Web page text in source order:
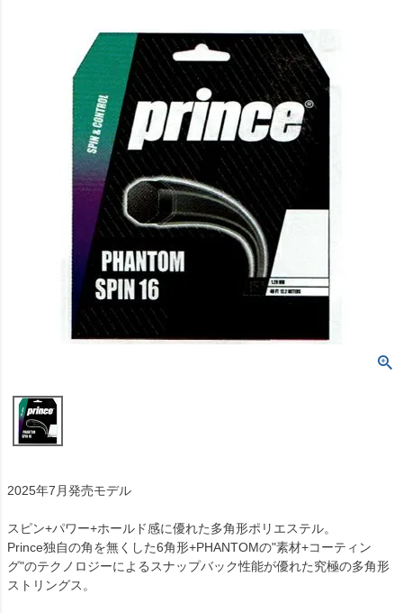
2025年7月発売モデル
スピン+パワー+ホールド感に優れた多角形ポリエステル。
Prince独自の角を無くした6角形+PHANTOMの"素材+コーティン
グ"のテクノロジーによるスナップバック性能が優れた究極の多角形
ストリングス。